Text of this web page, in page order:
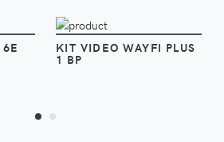
KIT VIDEO WAYFI PLUS
1 BP